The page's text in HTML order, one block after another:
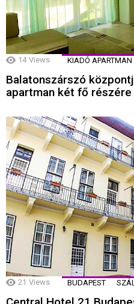
14 Views KIADÓ APARTMAN
Balatonszárszó
apartman két fő részére
21 Views BUDAPEST